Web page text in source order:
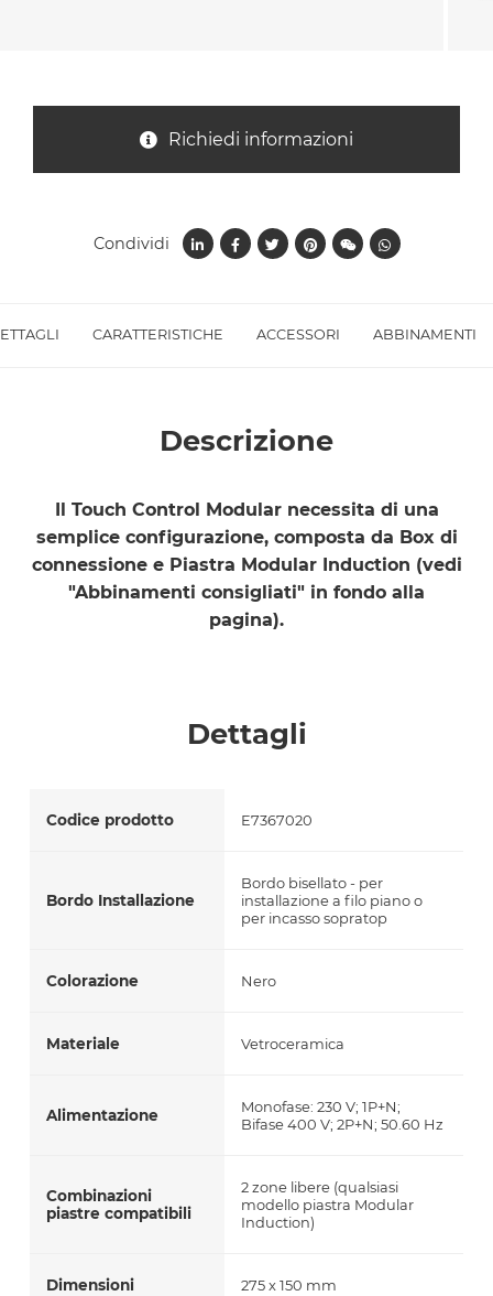
CARATTERISTICHE ACCESSORI ABBINAMENTI
Descrizione
Il Touch Control Modular necessita di una
semplice configurazione, composta da Box di
connessione e Piastra Modular Induction (vedi
"Abbinamenti consigliati" in fondo alla
pagina).
Dettagli
Codice prodotto E7367020
Bordo Installazione
Bordo bisellato - per
installazione a filo piano o
per incasso sopratop
Colorazione Nero
Materiale Vetroceramica
Alimentazione
Monofase: 230 V; 1P+N;
Bifase 400 V; 2P+N; 50.60 Hz
Combinazioni
piastre compatibili
2 zone libere (qualsiasi
modello piastra Modular
Induction)
Dimensioni 275 x 150 mm
Richiedi informazioni
Condividi